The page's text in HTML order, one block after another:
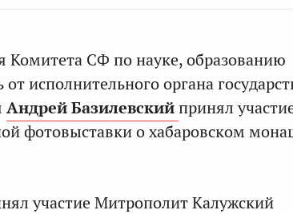
Комитета СФ по науке, образованию
от исполнительного органа
Андрей Базилевскийпринял
фотовыставки о хабаровском
участие Митрополит Калужский